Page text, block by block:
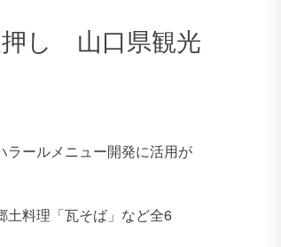
押し 山口県観光
ラールメニュー開発に活用が
土料理「瓦そば」など全6